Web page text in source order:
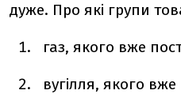
дуже. Про які групи
газ, якого вже
вугілля, якого